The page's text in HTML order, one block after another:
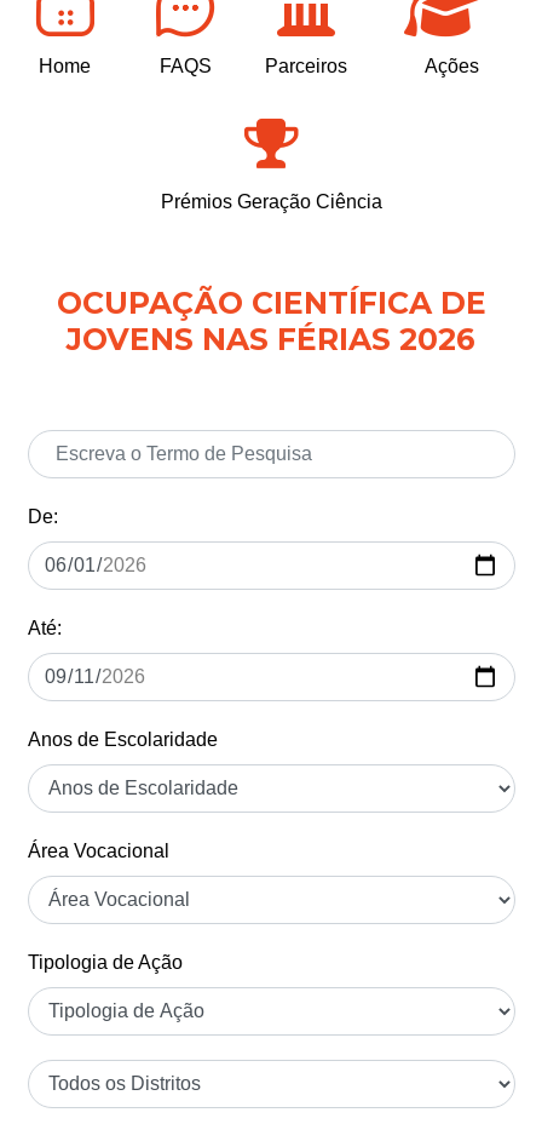
Home FAQS Parceiros Ações
Prémios Geração Ciência
OCUPAÇÃO CIENTÍFICA DE
JOVENS NAS FÉRIAS 2026
De:
Até:
Anos de Escolaridade
Área Vocacional
Tipologia de Ação